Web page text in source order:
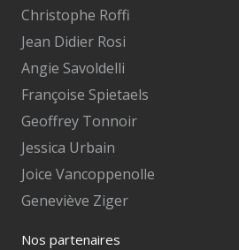
Christophe Roffi
Jean Didier Rosi
Angie Savoldelli
Françoise Spietaels
Geoffrey Tonnoir
Jessica Urbain
Joice Vancoppenolle
Geneviève Ziger
Nos partenaires